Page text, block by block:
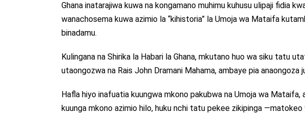
Ghana inatarajiwa kuwa na kongamano muhimu kuhusu ulipaji fidia
wanachosema kuwa azimio la “kihistoria” la Umoja wa Mataifa
binadamu.
Kulingana na Shirika la Habari la Ghana, mkutano huo wa siku tatu
utaongozwa na Rais John Dramani Mahama, ambaye pia anaongoza
Hafla hiyo inafuatia kuungwa mkono pakubwa na Umoja wa
kuunga mkono azimio hilo, huku nchi tatu pekee zikipinga